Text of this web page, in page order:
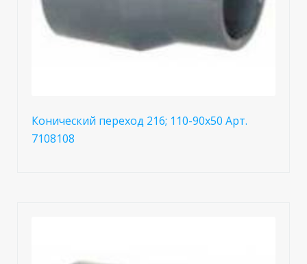
Конический переход 216; 110-90x50 Арт.
7108108